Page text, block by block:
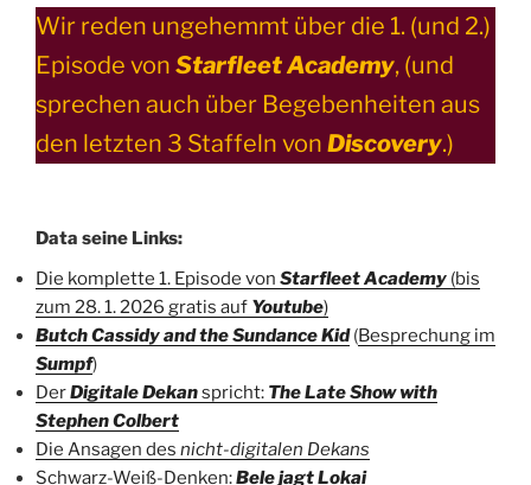
Wir reden ungehemmt über die 1. (und 2.)
Episode von Starfleet Academy, (und
sprechen auch über Begebenheiten aus
den letzten 3 Staffeln von Discovery.)
Data seine Links:
Die komplette 1. Episode von Starfleet Academy (bis
zum 28. 1. 2026 gratis auf Youtube)
Butch Cassidy and the Sundance Kid(Besprechung im
Sumpf)
DerDigitale Dekanspricht: The Late Show with
Stephen Colbert
Die Ansagen des nicht-digitalen Dekans
Schwarz-Weiß-Denken:Bele jagt Lokai